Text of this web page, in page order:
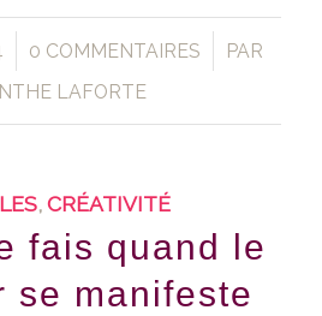
0 COMMENTAIRES
/
PAR
LAFORTE
,CRÉATIVITÉ
fais quand le
se manifeste